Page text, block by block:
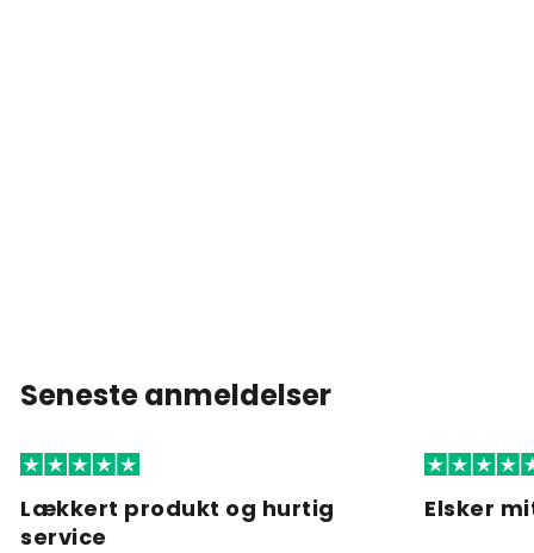
Seneste anmeldelser
Lækkert produkt og hurtig
service
Elsker